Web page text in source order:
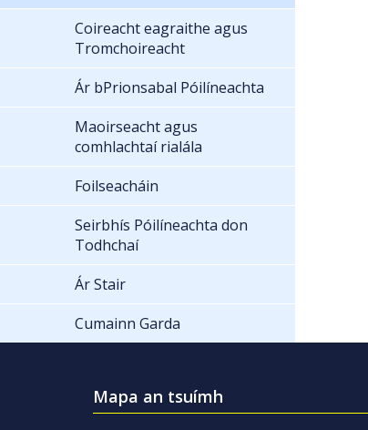
Coireacht eagraithe agus
Tromchoireacht
Ár bPrionsabal Póilíneachta
Maoirseacht agus
comhlachtaí rialála
Foilseacháin
Seirbhís Póilíneachta don
Todhchaí
Ár Stair
Cumainn Garda
Mapa an tsuímh